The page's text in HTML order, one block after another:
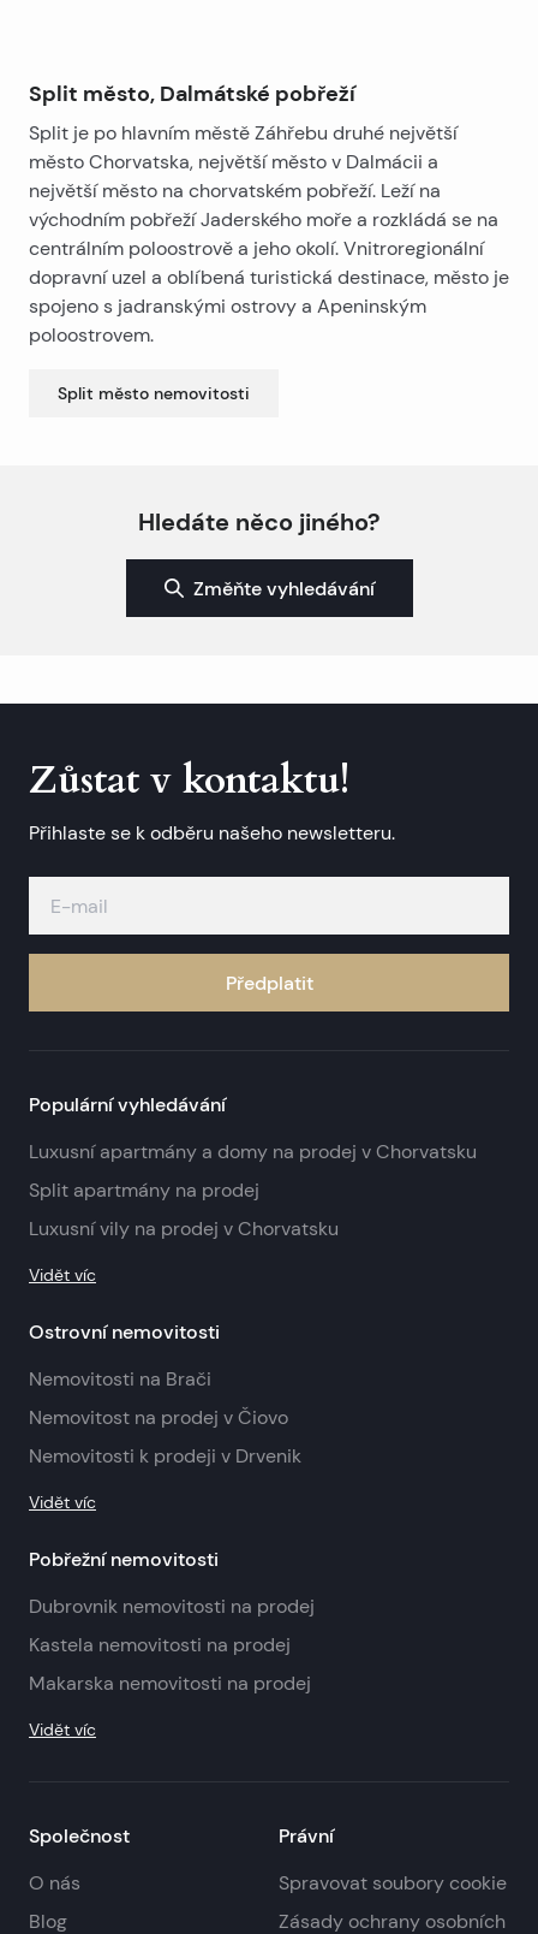
Split město, Dalmátské pobřeží
Split je po hlavním městě Záhřebu druhé největší
město Chorvatska, největší město v Dalmácii a
největší město na chorvatském pobřeží. Leží na
východním pobřeží Jaderského moře a rozkládá se na
centrálním poloostrově a jeho okolí. Vnitroregionální
dopravní uzel a oblíbená turistická destinace, město je
spojeno s jadranskými ostrovy a Apeninským
poloostrovem.
Split město nemovitosti
Hledáte něco jiného?
Změňte vyhledávání
Zůstat v kontaktu!
Přihlaste se k odběru našeho newsletteru.
Předplatit
Populární vyhledávání
Luxusní apartmány a domy na prodej v Chorvatsku
Split apartmány na prodej
Luxusní vily na prodej v Chorvatsku
Vidět víc
Ostrovní nemovitosti
Nemovitosti na Brači
Nemovitost na prodej v Čiovo
Nemovitosti k prodeji v Drvenik
Vidět víc
Pobřežní nemovitosti
Dubrovnik nemovitosti na prodej
Kastela nemovitosti na prodej
Makarska nemovitosti na prodej
Vidět víc
Společnost
O nás
Blog
Právní
Spravovat soubory cookie
Zásady ochrany osobních